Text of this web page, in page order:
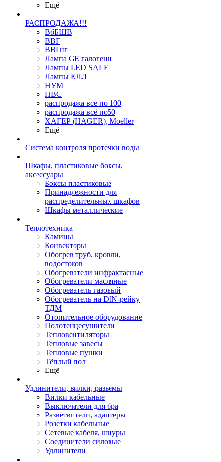
Ещё
РАСПРОДАЖА!!!
ВбБШВ
ВВГ
ВВГнг
Лампа GE галогенн
Лампы LED SALE
Лампы КЛЛ
НУМ
ПВС
распродажа все по 100
распродажа всё по50
ХАГЕР (HAGER), Moeller
Ещё
Система контроля протечки воды
Шкафы, пластиковые боксы,
аксессуары
Боксы пластиковые
Принадлежности для
распределительных шкафов
Шкафы металлические
Теплотехника
Камины
Конвекторы
Обогрев труб, кровли,
водостоков
Обогреватели инфрактасные
Обогреватели масляные
Обогреватель газовый
Обогреватель на DIN-рейку
ТДМ
Отопительное оборудование
Полотенцесушители
Тепловентиляторы
Тепловые завесы
Тепловые пушки
Тёплый пол
Ещё
Удлинители, вилки, разьемы
Вилки кабельные
Выключатели для бра
Разветвители, адаптеры
Розетки кабельные
Сетевые кабеля, шнуры
Соединители силовые
Удлинители